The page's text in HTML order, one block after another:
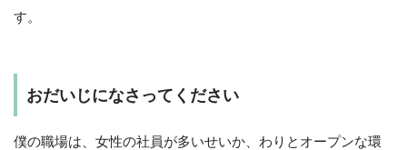
す。
おだいじになさってください
僕の職場は、女性の社員が多いせいか、わりとオープンな環